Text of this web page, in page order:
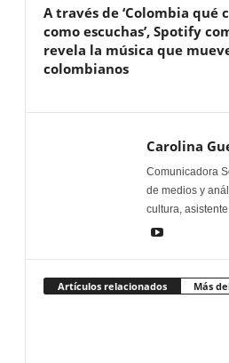
A través de ‘Colombia qué
como escuchas’, Spotify
revela la música que
colombianos
Carolina
Comunicadora
de medios y
cultura,
Artículos relacionados Más